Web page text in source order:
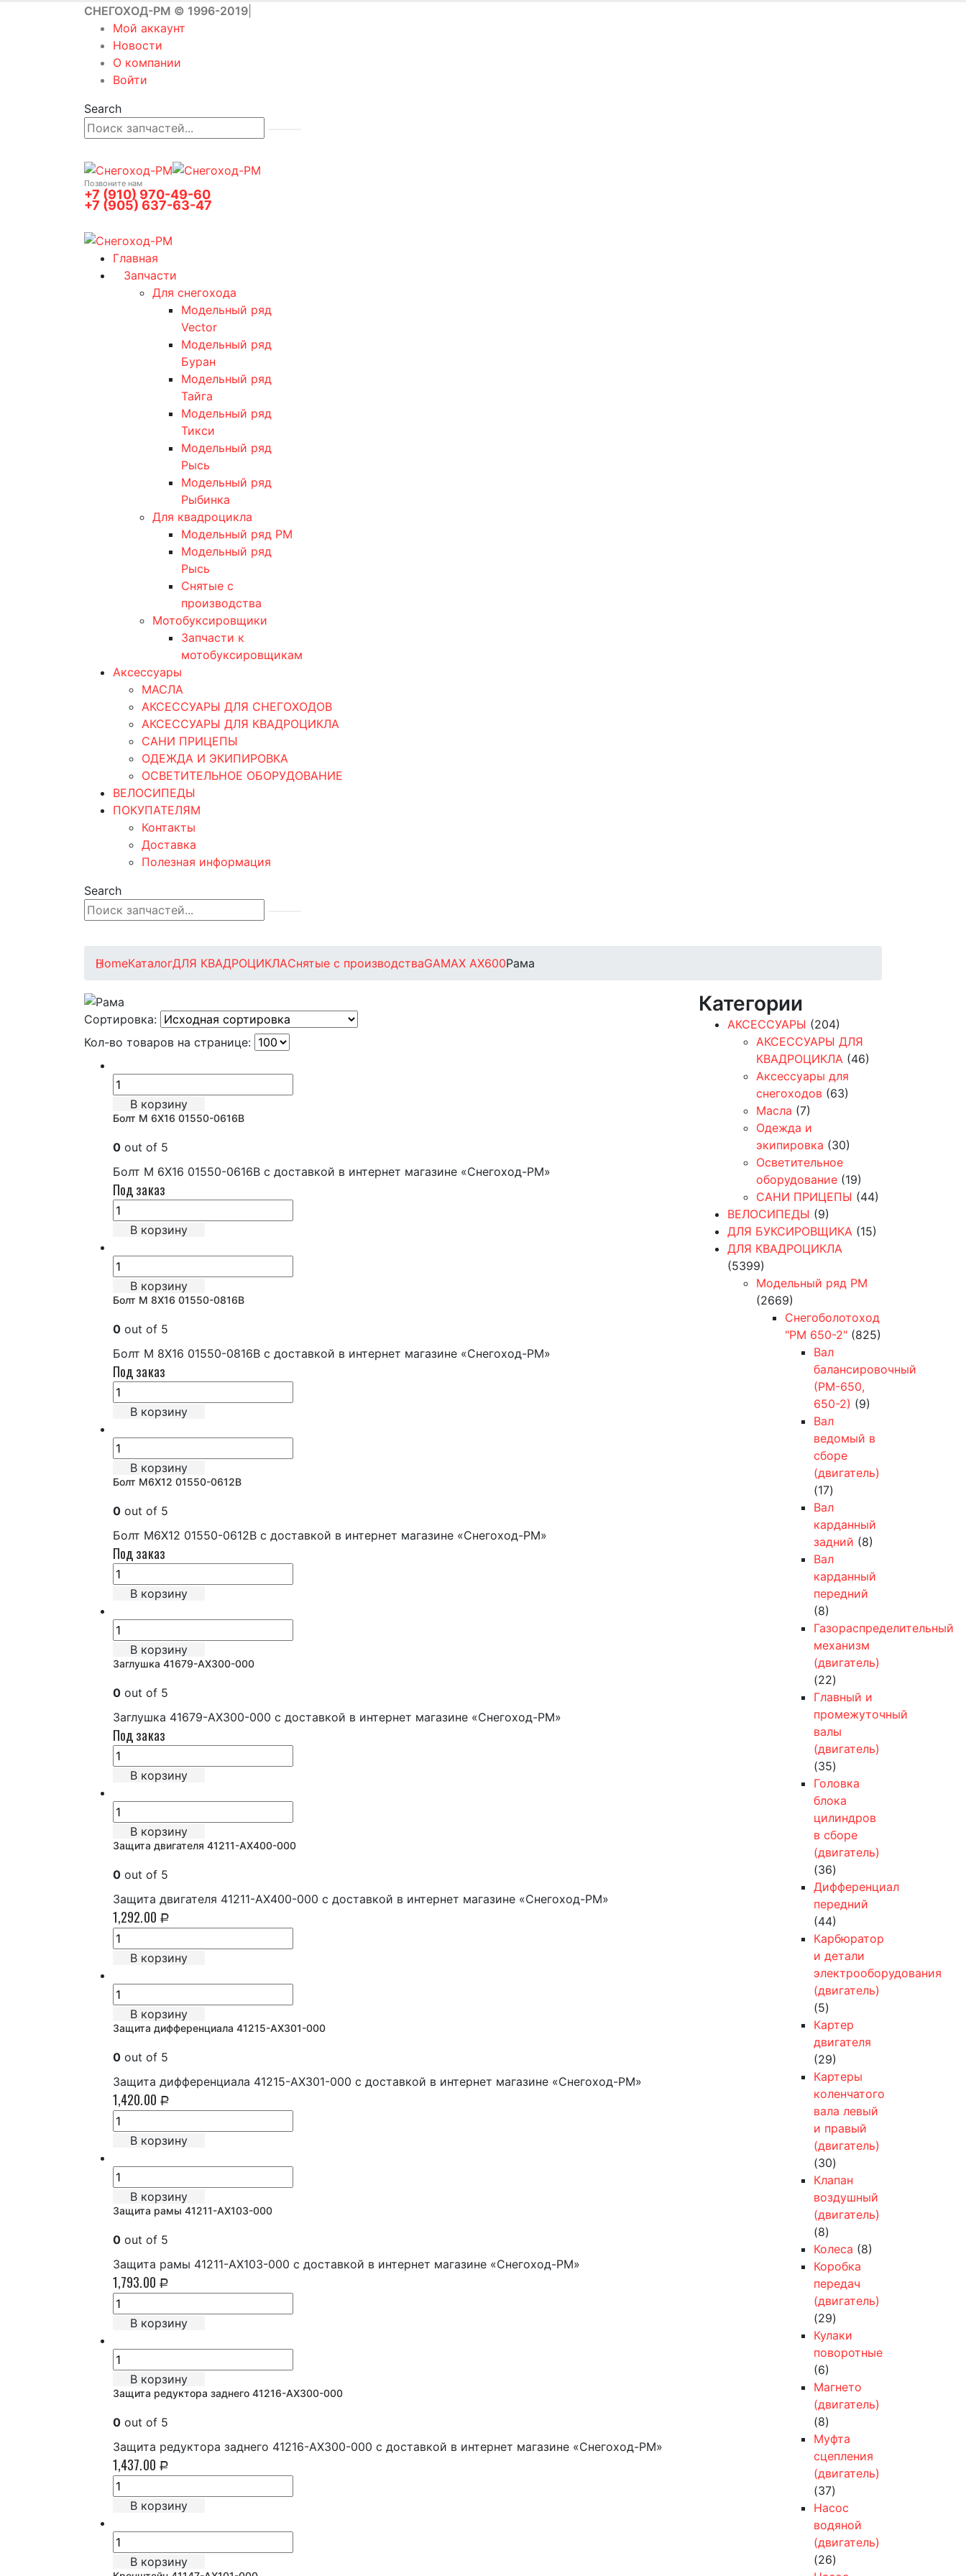
СНЕГОХОД-РМ © 1996-2019
Мой аккаунт
Новости
О компании
Войти
Search
Позвоните нам
+7 (910) 970-49-60
+7 (905) 637-63-47
Главная
Запчасти
Для снегохода
Модельный ряд
Vector
Модельный ряд
Буран
Модельный ряд
Тайга
Модельный ряд
Тикси
Модельный ряд
Рысь
Модельный ряд
Рыбинка
Для квадроцикла
Модельный ряд РМ
Модельный ряд
Рысь
Снятые с
производства
Мотобуксировщики
Запчасти к
мотобуксировщикам
Аксессуары
МАСЛА
АКСЕССУАРЫ ДЛЯ СНЕГОХОДОВ
АКСЕССУАРЫ ДЛЯ КВАДРОЦИКЛА
САНИ ПРИЦЕПЫ
ОДЕЖДА И ЭКИПИРОВКА
ОСВЕТИТЕЛЬНОЕ ОБОРУДОВАНИЕ
ВЕЛОСИПЕДЫ
ПОКУПАТЕЛЯМ
Контакты
Доставка
Полезная информация
Search
HomeКаталогДЛЯ КВАДРОЦИКЛАСнятые с производстваGAMAX AX600Рама
Сортировка:
Кол-во товаров на странице:
В корзину
Болт М 6Х16 01550-0616B
0 out of 5
Болт М 6Х16 01550-0616B с доставкой в интернет магазине «Снегоход-РМ»
Под заказ
В корзину
В корзину
Болт М 8Х16 01550-0816B
0 out of 5
Болт М 8Х16 01550-0816B с доставкой в интернет магазине «Снегоход-РМ»
Под заказ
В корзину
В корзину
Болт М6Х12 01550-0612B
0 out of 5
Болт М6Х12 01550-0612B с доставкой в интернет магазине «Снегоход-РМ»
Под заказ
В корзину
В корзину
Заглушка 41679-AX300-000
0 out of 5
Заглушка 41679-AX300-000 с доставкой в интернет магазине «Снегоход-РМ»
Под заказ
В корзину
В корзину
Защита двигателя 41211-AX400-000
0 out of 5
Защита двигателя 41211-AX400-000 с доставкой в интернет магазине «Снегоход-РМ»
1,292.00 Р
В корзину
В корзину
Защита дифференциала 41215-AX301-000
0 out of 5
Защита дифференциала 41215-AX301-000 с доставкой в интернет магазине «Снегоход-РМ»
1,420.00 Р
В корзину
В корзину
Защита рамы 41211-AX103-000
0 out of 5
Защита рамы 41211-AX103-000 с доставкой в интернет магазине «Снегоход-РМ»
1,793.00 Р
В корзину
В корзину
Защита редуктора заднего 41216-AX300-000
0 out of 5
Защита редуктора заднего 41216-AX300-000 с доставкой в интернет магазине «Снегоход-РМ»
1,437.00 Р
В корзину
В корзину
Категории
АКСЕССУАРЫ (204)
АКСЕССУАРЫ ДЛЯ
КВАДРОЦИКЛА (46)
Аксессуары для
снегоходов (63)
Масла (7)
Одежда и
экипировка (30)
Осветительное
оборудование (19)
САНИ ПРИЦЕПЫ (44)
ВЕЛОСИПЕДЫ (9)
ДЛЯ БУКСИРОВЩИКА (15)
ДЛЯ КВАДРОЦИКЛА
(5399)
Модельный ряд РМ
(2669)
Снегоболотоход
"РМ 650-2" (825)
Вал
балансировочный
(РМ-650,
650-2) (9)
Вал
ведомый в
сборе
(двигатель)
(17)
Вал
карданный
задний (8)
Вал
карданный
передний
(8)
Газораспределительный
механизм
(двигатель)
(22)
Главный и
промежуточный
валы
(двигатель)
(35)
Головка
блока
цилиндров
в сборе
(двигатель)
(36)
Дифференциал
передний
(44)
Карбюратор
и детали
электрооборудования
(двигатель)
(5)
Картер
двигателя
(29)
Картеры
коленчатого
вала левый
и правый
(двигатель)
(30)
Клапан
воздушный
(двигатель)
(8)
Колеса (8)
Коробка
передач
(двигатель)
(29)
Кулаки
поворотные
(6)
Магнето
(двигатель)
(8)
Муфта
сцепления
(двигатель)
(37)
Насос
водяной
(двигатель)
(26)